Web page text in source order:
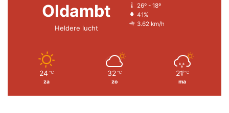
Oldambt
Heldere lucht
26º - 18º
41%
3.62 km/h
24 ℃
za
32 ℃
zo
21 ℃
ma